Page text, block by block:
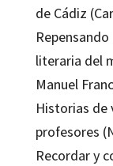
de Cádiz
literaria del
Manuel
Historias de
profesores
Recordar y